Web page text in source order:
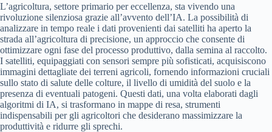
L’agricoltura, settore primario per eccellenza, sta vivendo una
rivoluzione silenziosa grazie all’avvento dell’IA. La possibilità di
analizzare in tempo reale i dati provenienti dai satelliti ha aperto la
strada all’agricoltura di precisione, un approccio che consente di
ottimizzare ogni fase del processo produttivo, dalla semina al raccolto.
I satelliti, equipaggiati con sensori sempre più sofisticati, acquisiscono
immagini dettagliate dei terreni agricoli, fornendo informazioni cruciali
sullo stato di salute delle colture, il livello di umidità del suolo e la
presenza di eventuali patogeni. Questi dati, una volta elaborati dagli
algoritmi di IA, si trasformano in mappe di resa, strumenti
indispensabili per gli agricoltori che desiderano massimizzare la
produttività e ridurre gli sprechi.